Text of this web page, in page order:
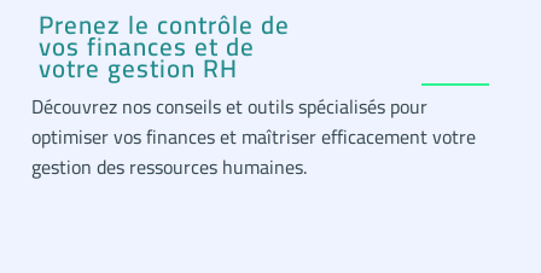
Prenez le contrôle de
vos finances et de
votre gestion RH
Découvrez nos conseils et outils spécialisés pour
optimiser vos finances et maîtriser efficacement votre
gestion des ressources humaines.